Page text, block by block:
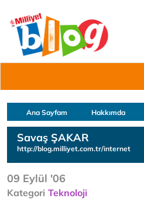
Ana Sayfam Hakkımda
Savaş ŞAKAR
http://blog.milliyet.com.tr/internet
09 Eylül '06
Kategori Teknoloji